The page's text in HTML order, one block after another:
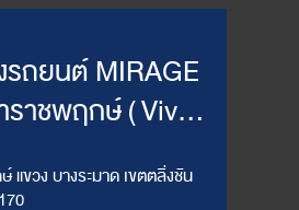
รถยนต์ MIRAGE
แขวง บางระมาด เขตตลิ่งชัน